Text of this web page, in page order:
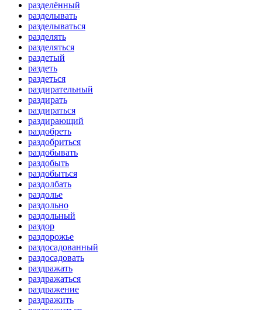
разделённый
разделывать
разделываться
разделять
разделяться
раздетый
раздеть
раздеться
раздирательный
раздирать
раздираться
раздирающий
раздобреть
раздобриться
раздобывать
раздобыть
раздобыться
раздолбать
раздолье
раздольно
раздольный
раздор
раздорожье
раздосадованный
раздосадовать
раздражать
раздражаться
раздражение
раздражить